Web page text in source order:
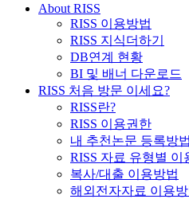
About RISS
RISS 이용방법
RISS 지식더하기
DB연계 현황
BI 및 배너 다운로드
RISS 처음 방문 이세요?
RISS란?
RISS 이용권한
내 추천논문 등록방법
RISS 자료 유형별 이
복사/대출 이용방법
해외전자자료 이용